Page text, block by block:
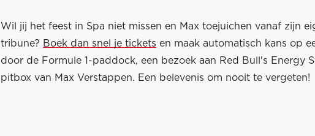
Wil jij het feest in Spa niet missen en Max toejuichen vanaf zijn
tribune? Boek dan snel je tickets en maak automatisch kans op
door de Formule 1-paddock, een bezoek aan Red Bull's Energy
pitbox van Max Verstappen. Een belevenis om nooit te vergeten!